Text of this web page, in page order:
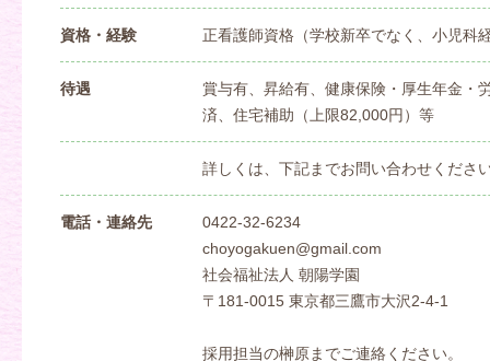
資格・経験 正看護師資格（学校新卒でなく、小児科
待遇
賞与有、昇給有、健康保険・厚生年金・
済、住宅補助（上限82,000円）等
詳しくは、下記までお問い合わせくださ
電話・連絡先
0422-32-6234
choyogakuen@gmail.com
社会福祉法人 朝陽学園
〒181-0015 東京都三鷹市大沢2-4-1
採用担当の榊原までご連絡ください。